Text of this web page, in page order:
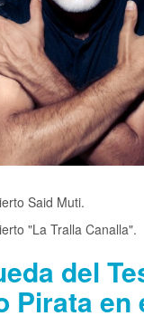
Said Muti.
"La Tralla Canalla".
del
Pirata en